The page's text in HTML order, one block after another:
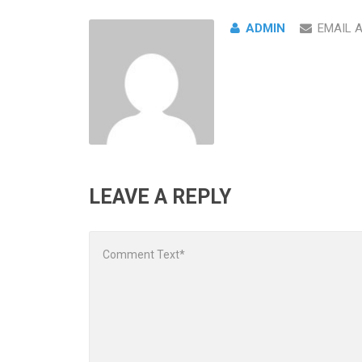
ADMIN EMAIL
LEAVE A REPLY